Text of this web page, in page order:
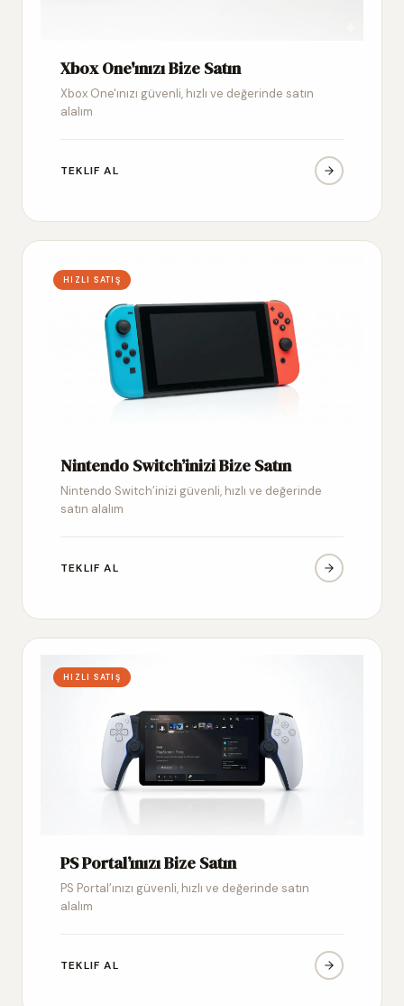
Xbox One'ınızı Bize Satın
Xbox One'ınızı güvenli, hızlı ve değerinde satın
alalım
TEKLIF AL
HIZLI SATIŞ
Nintendo Switch’inizi Bize Satın
Nintendo Switch’inizi güvenli, hızlı ve değerinde
satın alalım
TEKLIF AL
HIZLI SATIŞ
PS Portal’ınızı Bize Satın
PS Portal’ınızı güvenli, hızlı ve değerinde satın
alalım
TEKLIF AL